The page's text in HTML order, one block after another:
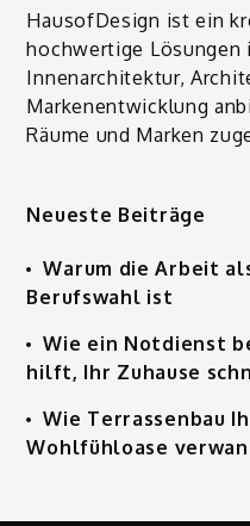
HausofDesign ist ein
hochwertige Lösungen
Innenarchitektur,
Markenentwicklung
Räume und Marken
Neueste Beiträge
Warum die Arbeit
Berufswahl ist
Wie ein Notdienst
hilft, Ihr Zuhause
Wie Terrassenbau
Wohlfühloase